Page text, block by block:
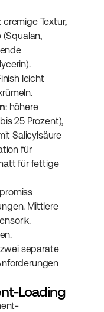
: cremige Textur,
leicht
: höhere
25 Prozent),
Salicylsäure
für
für fettige
Mittlere
separate
Loading